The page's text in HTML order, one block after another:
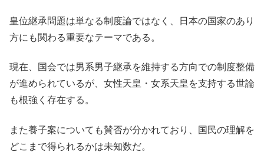
皇位継承問題は単なる制度論ではなく、日本の国家のあり
方にも関わる重要なテーマである。
現在、国会では男系男子継承を維持する方向での制度整備
が進められているが、女性天皇・女系天皇を支持する世論
も根強く存在する。
また養子案についても賛否が分かれており、国民の理解を
どこまで得られるかは未知数だ。